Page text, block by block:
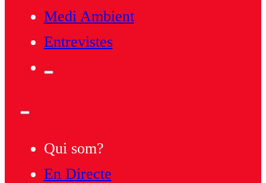
Medi Ambient
Entrevistes
Qui som?
En Directe